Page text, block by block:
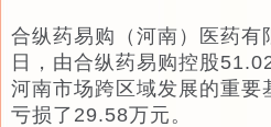
合纵药易购（河南）医药有
日，由合纵药易购控股
河南市场跨区域发展的重
亏损了29.58万元。